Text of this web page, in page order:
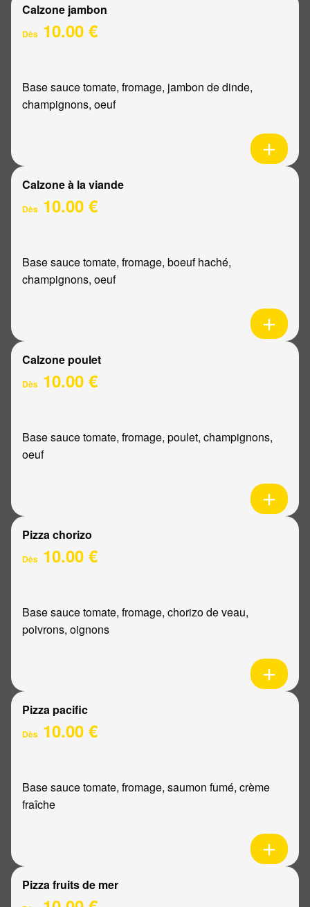
Calzone jambon
Dès 10.00 €
Base sauce tomate, fromage, jambon de dinde,
champignons, oeuf
Calzone à la viande
Dès 10.00 €
Base sauce tomate, fromage, boeuf haché,
champignons, oeuf
Calzone poulet
Dès 10.00 €
Base sauce tomate, fromage, poulet, champignons,
oeuf
Pizza chorizo
Dès 10.00 €
Base sauce tomate, fromage, chorizo de veau,
poivrons, oignons
Pizza pacific
Dès 10.00 €
Base sauce tomate, fromage, saumon fumé, crème
fraîche
Pizza fruits de mer